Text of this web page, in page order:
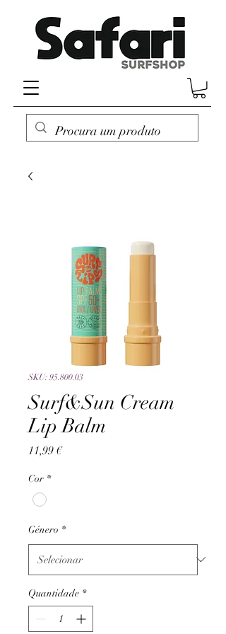
SKU: 95.800.03
Surf&Sun Cream
Lip Balm
11,99 €Preço
Cor *
Género *
Quantidade *